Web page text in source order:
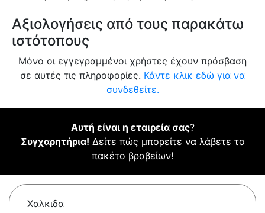
Αξιολογήσεις από τους παρακάτω
ιστότοπους
Μόνο οι εγγεγραμμένοι χρήστες έχουν πρόσβαση
σε αυτές τις πληροφορίες. Κάντε κλικ εδώ για να
συνδεθείτε.
Αυτή είναι η εταιρεία σας?
Συγχαρητήρια! Δείτε πώς μπορείτε να λάβετε το
πακέτο βραβείων!
Χαλκιδα